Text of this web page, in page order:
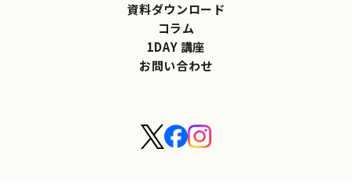
資料ダウンロード
コラム
1DAY 講座
お問い合わせ